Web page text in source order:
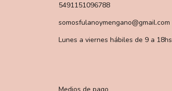
5491151096788
somosfulanoymengano@gmail.com
Lunes a viernes hábiles de 9 a 18hs